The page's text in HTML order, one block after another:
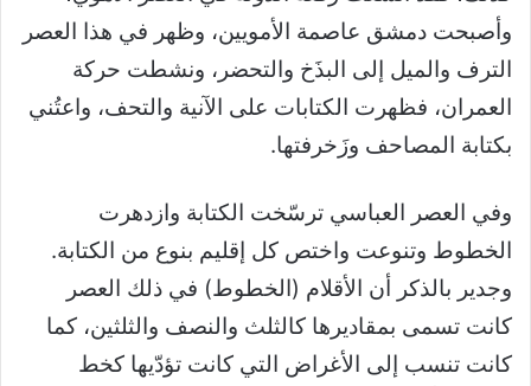
وأصبحت دمشق عاصمة الأمويين، وظهر في هذا العصر
الترف والميل إلى البذَخ والتحضر، ونشطت حركة
العمران، فظهرت الكتابات على الآنية والتحف، واعتُني
بكتابة المصاحف وزَخرفتها.
وفي العصر العباسي ترسّخت الكتابة وازدهرت
الخطوط وتنوعت واختص كل إقليم بنوع من الكتابة.
وجدير بالذكر أن الأقلام (الخطوط) في ذلك العصر
كانت تسمى بمقاديرها كالثلث والنصف والثلثين، كما
كانت تنسب إلى الأغراض التي كانت تؤدّيها كخط